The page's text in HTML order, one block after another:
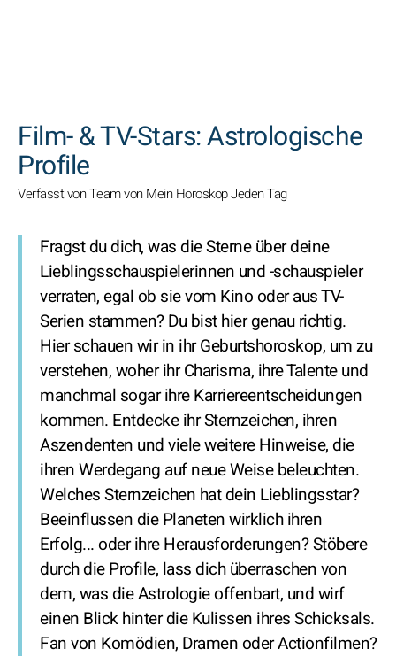
Film- & TV-Stars: Astrologische
Profile
Verfasst von Team von Mein Horoskop Jeden Tag
Fragst du dich, was die Sterne über deine
Lieblingsschauspielerinnen und -schauspieler
verraten, egal ob sie vom Kino oder aus TV-
Serien stammen? Du bist hier genau richtig.
Hier schauen wir in ihr Geburtshoroskop, um zu
verstehen, woher ihr Charisma, ihre Talente und
manchmal sogar ihre Karriereentscheidungen
kommen. Entdecke ihr Sternzeichen, ihren
Aszendenten und viele weitere Hinweise, die
ihren Werdegang auf neue Weise beleuchten.
Welches Sternzeichen hat dein Lieblingsstar?
Beeinflussen die Planeten wirklich ihren
Erfolg... oder ihre Herausforderungen? Stöbere
durch die Profile, lass dich überraschen von
dem, was die Astrologie offenbart, und wirf
einen Blick hinter die Kulissen ihres Schicksals.
Fan von Komödien, Dramen oder Actionfilmen?